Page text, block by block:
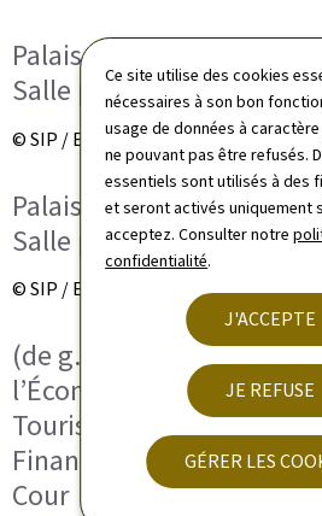
Ce site utilise des cookies
nécessaires à son bon
usage de données à
ne pouvant pas être refusés.
essentiels sont utilisés à des
et seront activés uniquement
acceptez. Consulter notre
confidentialité.
J'ACCEPTE
JE REFUSE
GÉRER LES
Palais des Cortès -
Salle plénière - Brève
© SIP / Emmanuel Claude
Palais des Cortès -
Salle plénière - Brève
© SIP / Emmanuel Claude
(de g. à dr.) Lex Delles,
l’Économie, des PME, de
Tourisme ; Gilles Roth,
Finances ; Sasha Baillie,
Cour